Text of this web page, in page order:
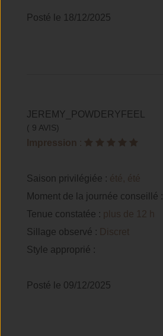
Posté le 18/12/2025
JEREMY_POWDERYFEEL
( 9 AVIS)
Impression :
Saison privilégiée : été, été
Moment de la journée conseillé :
Tenue constatée : plus de 12 h
Sillage observé : Discret
Style approprié :
Posté le 09/12/2025